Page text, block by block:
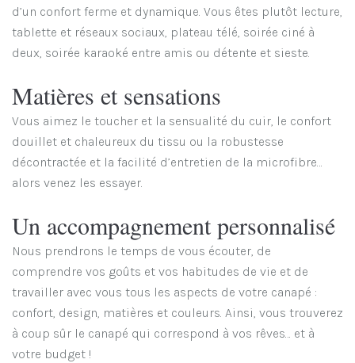
d’un confort ferme et dynamique. Vous êtes plutôt lecture,
tablette et réseaux sociaux, plateau télé, soirée ciné à
deux, soirée karaoké entre amis ou détente et sieste.
Matières et sensations
Vous aimez le toucher et la sensualité du cuir, le confort
douillet et chaleureux du tissu ou la robustesse
décontractée et la facilité d’entretien de la microfibre…
alors venez les essayer.
Un accompagnement personnalisé
Nous prendrons le temps de vous écouter, de
comprendre vos goûts et vos habitudes de vie et de
travailler avec vous tous les aspects de votre canapé :
confort, design, matières et couleurs. Ainsi, vous trouverez
à coup sûr le canapé qui correspond à vos rêves… et à
votre budget !